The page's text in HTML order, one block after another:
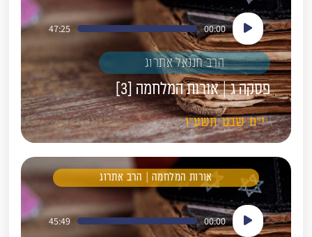
נגן
אודיו
00:00
47:25
הרב חננאל אתרוג
פסקה ג | אורות המלחמה [3]
י"ח שבט תשע"ו
אורות המלחמה | הרב אתרוג
נגן
אודיו
00:00
45:49